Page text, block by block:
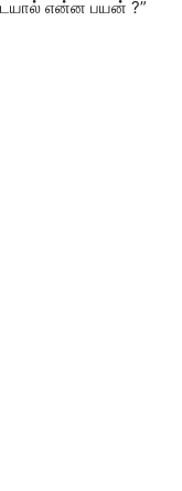
என்ன பயன் ?”